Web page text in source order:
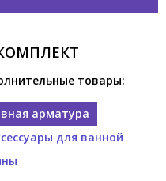
товары:
арматура
для ванной